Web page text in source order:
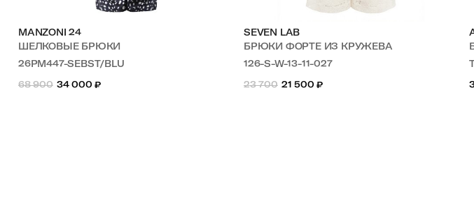
MANZONI 24
ШЕЛКОВЫЕ БРЮКИ
26PM447-SEBST/BLU
68 900
34 000 ₽
SEVEN LAB
БРЮКИ ФОРТЕ ИЗ КРУЖЕВА
126-S-W-13-11-027
23 700
21 500 ₽